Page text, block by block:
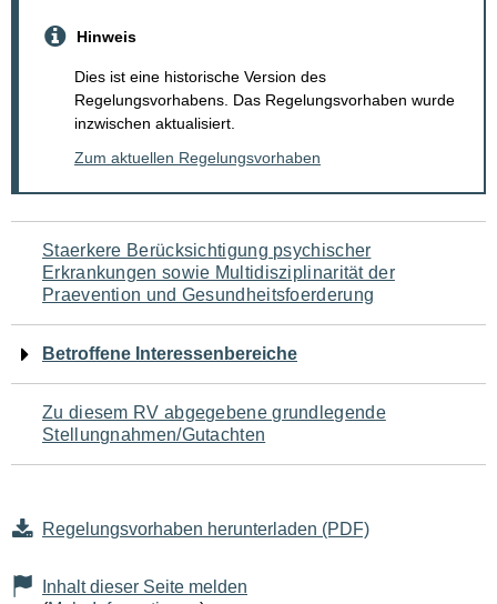
Hinweis
Dies ist eine historische Version des
Regelungsvorhabens. Das Regelungsvorhaben wurde
inzwischen aktualisiert.
Zum aktuellen Regelungsvorhaben
Navigation
für
den
Seiteninhalt
Staerkere Berücksichtigung psychischer
Erkrankungen sowie Multidisziplinarität der
Praevention und Gesundheitsfoerderung
Betroffene Interessenbereiche
Zu diesem RV abgegebene grundlegende
Stellungnahmen/Gutachten
Regelungsvorhaben herunterladen (PDF)
Inhalt dieser Seite melden